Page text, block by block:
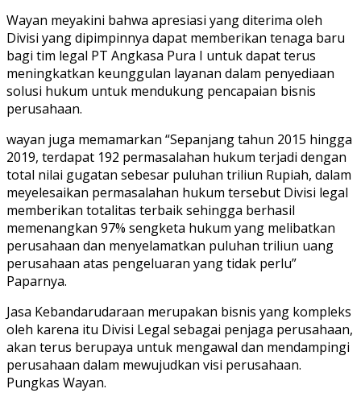
Wayan meyakini bahwa apresiasi yang diterima oleh
Divisi yang dipimpinnya dapat memberikan tenaga baru
bagi tim legal PT Angkasa Pura I untuk dapat terus
meningkatkan keunggulan layanan dalam penyediaan
solusi hukum untuk mendukung pencapaian bisnis
perusahaan.
wayan juga memamarkan “Sepanjang tahun 2015 hingga
2019, terdapat 192 permasalahan hukum terjadi dengan
total nilai gugatan sebesar puluhan triliun Rupiah, dalam
meyelesaikan permasalahan hukum tersebut Divisi legal
memberikan totalitas terbaik sehingga berhasil
memenangkan 97% sengketa hukum yang melibatkan
perusahaan dan menyelamatkan puluhan triliun uang
perusahaan atas pengeluaran yang tidak perlu”
Paparnya.
Jasa Kebandarudaraan merupakan bisnis yang kompleks
oleh karena itu Divisi Legal sebagai penjaga perusahaan,
akan terus berupaya untuk mengawal dan mendampingi
perusahaan dalam mewujudkan visi perusahaan.
Pungkas Wayan.